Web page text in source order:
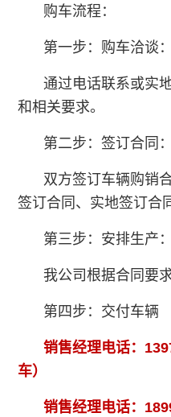
购车流程：
第一步：购车洽谈：
通过电话联系或实
和相关要求。
第二步：签订合同：
双方签订车辆购销
签订合同、实地签订合
第三步：安排生产：
我公司根据合同要
第四步：交付车辆
销售经理电话：
车）
销售经理电话：